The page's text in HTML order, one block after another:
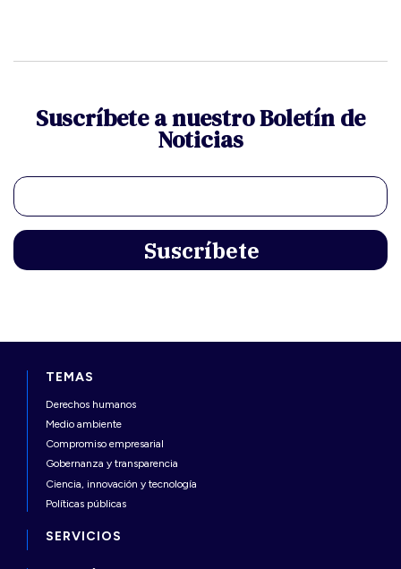
Suscríbete a nuestro Boletín de
Noticias
TEMAS
Derechos humanos
Medio ambiente
Compromiso empresarial
Gobernanza y transparencia
Ciencia, innovación y tecnología
Políticas públicas
SERVICIOS